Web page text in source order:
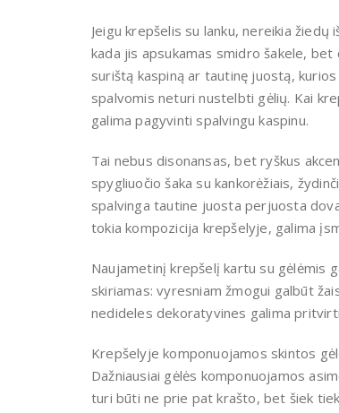
Jeigu krepšelis su lanku, nereikia žiedų
kada jis apsukamas smidro šakele,
surištą kaspiną ar tautinę juostą,
spalvomis neturi nustelbti gėlių. Kai
galima pagyvinti spalvingu kaspinu.
Tai nebus disonansas, bet ryškus
spygliuočio šaka su kankorėžiais,
spalvinga tautine juosta perjuosta
tokia kompozicija krepšelyje, galima
Naujametinį krepšelį kartu su gėlėmis
skiriamas: vyresniam žmogui galbūt
nedideles dekoratyvines galima
Krepšelyje komponuojamos skintos
Dažniausiai gėlės komponuojamos
turi būti ne prie pat krašto, bet šiek